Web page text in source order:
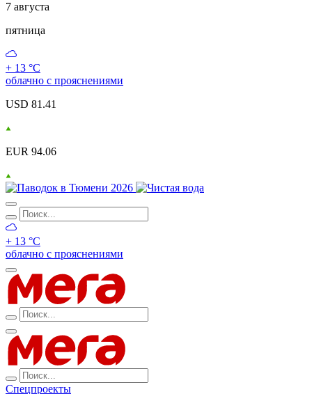
7 августа
пятница
+ 13 °С
облачно с прояснениями
USD 81.41
EUR 94.06
+ 13 °С
облачно с прояснениями
Спецпроекты